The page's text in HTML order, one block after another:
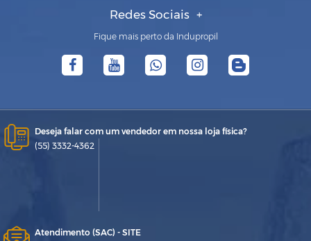
Redes Sociais
Fique mais perto da Indupropil
Deseja falar com um vendedor em nossa loja física?
(55) 3332-4362
Atendimento (SAC) - SITE